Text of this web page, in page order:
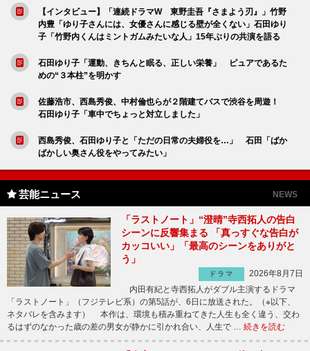
【インタビュー】「連続ドラマW 東野圭吾『さまよう刃』」竹野
内豊「ゆり子さんには、女優さんに感じる壁が全くない」石田ゆり
子「竹野内くんはミントガムみたいな人」15年ぶりの共演を語る
石田ゆり子「運動、きちんと眠る、正しい栄養」 ピュアであるた
めの“３本柱”を明かす
佐藤浩市、西島秀俊、中村倫也らが２階建てバスで渋谷を周遊！
石田ゆり子「車中でちょっと対立しました」
西島秀俊、石田ゆり子と「ただの日常の夫婦役を…」 石田「ばか
ばかしい奥さん役をやってみたい」
芸能ニュース NEWS
「ラストノート」“澄晴”寺西拓人の告白
シーンに反響集まる 「真っすぐな告白が
カッコいい」「最高のシーンをありがと
う」
ドラマ
2026年8月7日
内田有紀と寺西拓人がダブル主演するドラマ
「ラストノート」（フジテレビ系）の第5話が、6日に放送された。（※以下、
ネタバレを含みます） 本作は、環境も積み重ねてきた人生も全く違う、交わ
るはずのなかった歳の差の男女が静かに引かれ合い、人生で … 続きを読む